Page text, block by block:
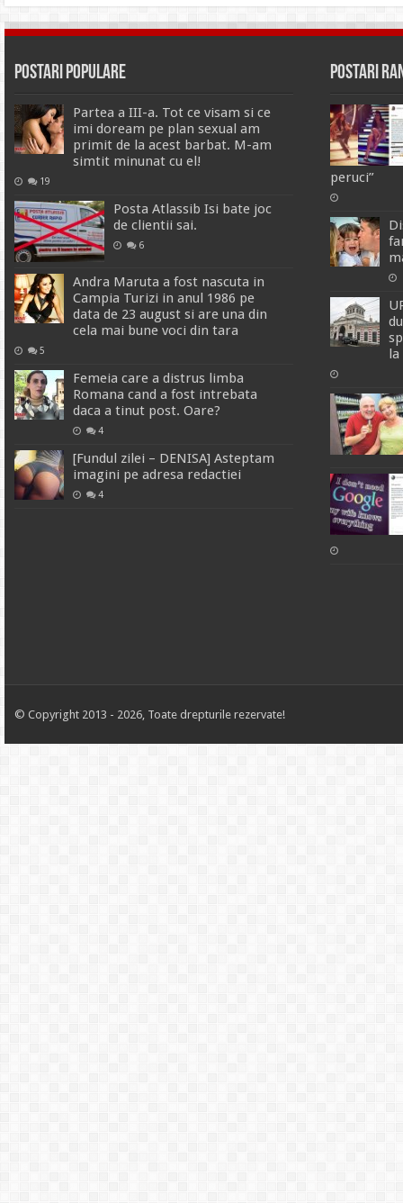
Postari Populare
Partea a III-a. Tot ce visam si ce
imi doream pe plan sexual am
primit de la acest barbat. M-am
simtit minunat cu el!
19
Posta Atlassib Isi bate joc
de clientii sai.
6
Andra Maruta a fost nascuta in
Campia Turizi in anul 1986 pe
data de 23 august si are una din
cela mai bune voci din tara
5
Femeia care a distrus limba
Romana cand a fost intrebata
daca a tinut post. Oare?
4
[Fundul zilei – DENISA] Asteptam
imagini pe adresa redactiei
4
Postari
peruci”
© Copyright 2013 - 2026, Toate drepturile rezervate!